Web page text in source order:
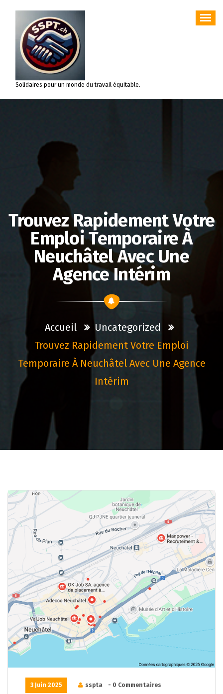
contenu
Solidaires pour un monde du travail équitable.
Trouvez Rapidement Votre
Emploi Temporaire À
Neuchâtel Avec Une
Agence Intérim
Accueil
Uncategorized
Trouvez Rapidement Votre Emploi
Temporaire À Neuchâtel Avec Une Agence
Intérim
3 Juin 2025 sspta
- 0 Commentaires